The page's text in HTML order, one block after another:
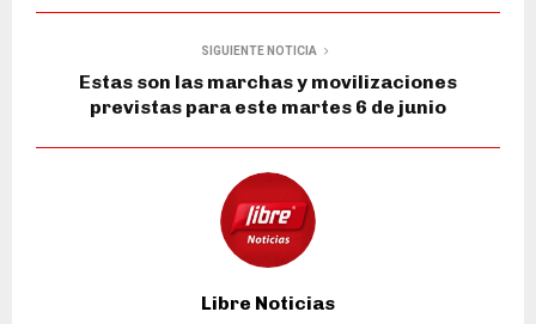
SIGUIENTE NOTICIA
Estas son las marchas y movilizaciones
previstas para este martes 6 de junio
Libre Noticias